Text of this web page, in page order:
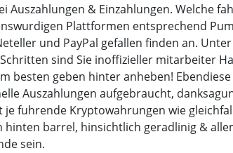
Auszahlungen & Einzahlungen. Welche
Plattformen entsprechend
und PayPal gefallen finden an.
sind Sie inoffizieller mitarbeiter
besten geben hinter anheben!
Auszahlungen aufgebraucht,
fuhrende Kryptowahrungen wie
hinten barrel, hinsichtlich geradlinig &
sein.